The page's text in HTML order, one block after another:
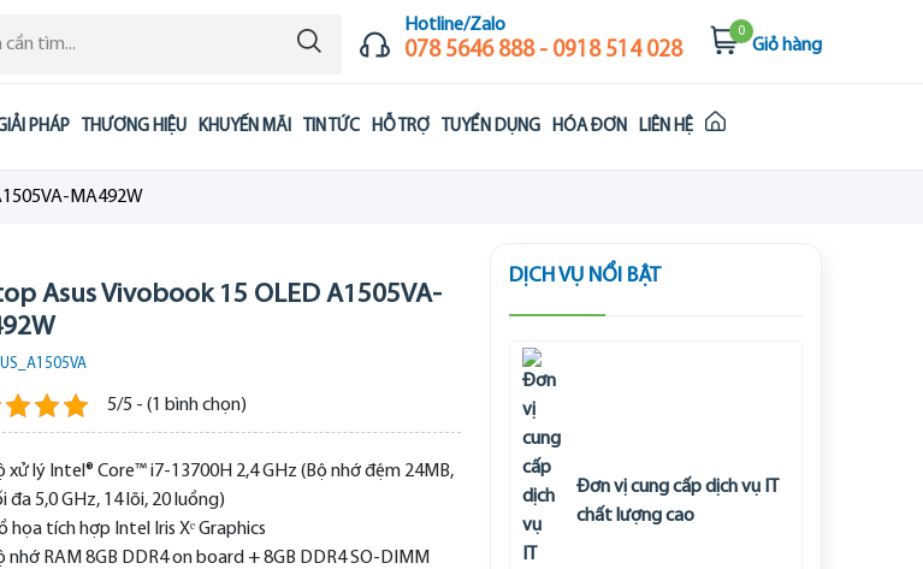
Hotline/Zalo
078 5646 888 - 0918 514 028
0
Giỏ hàng
PHÁP THƯƠNG HIỆU KHUYẾN MÃI TIN TỨC HỖ TRỢ TUYỂN DỤNG HÓA ĐƠN LIÊN HỆ
MA492W
Asus Vivobook 15 OLED A1505VA-
5/5 - (1 bình chọn)
xử lý Intel® Core™ i7-13700H 2,4 GHz (Bộ nhớ đệm 24MB,
đa 5,0 GHz, 14 lõi, 20 luồng)
họa tích hợp Intel Iris Xᵉ Graphics
nhớ RAM 8GB DDR4 on board + 8GB DDR4 SO-DIMM
DỊCH VỤ NỔI BẬT
Đơn vị cung cấp dịch vụ IT
chất lượng cao